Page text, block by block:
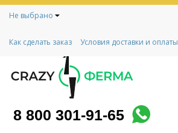
Не выбрано
Как сделать заказ Условия доставки и оплаты
Контакты
Социальный контракт
Любимая ферма
8 800 301-91-65